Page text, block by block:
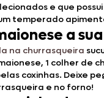
e que
temperado
a
na churrasqueira
1 colher de
coxinhas. Deixe
e no forno!